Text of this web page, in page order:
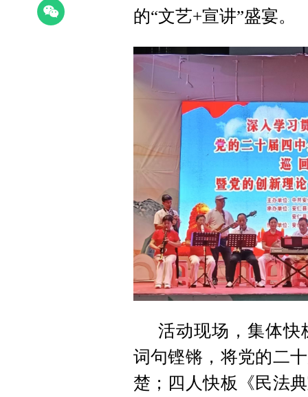
的“文艺+宣讲”盛宴。
活动现场，集体快
词句铿锵，将党的二
楚；四人快板《民法